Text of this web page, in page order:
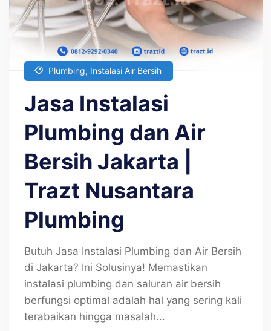
Plumbing, Instalasi Air Bersih
Jasa Instalasi
Plumbing dan Air
Bersih Jakarta |
Trazt Nusantara
Plumbing
Butuh Jasa Instalasi Plumbing dan Air Bersih
di Jakarta? Ini Solusinya! Memastikan
instalasi plumbing dan saluran air bersih
berfungsi optimal adalah hal yang sering kali
terabaikan hingga masalah...